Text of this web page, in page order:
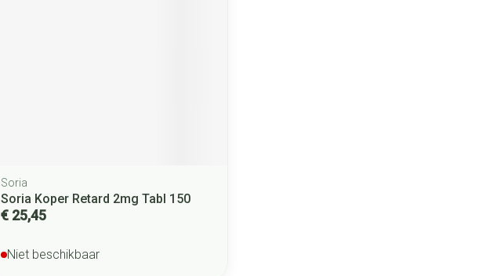
Soria
Soria Koper Retard 2mg Tabl 150
€ 25,45
Niet beschikbaar